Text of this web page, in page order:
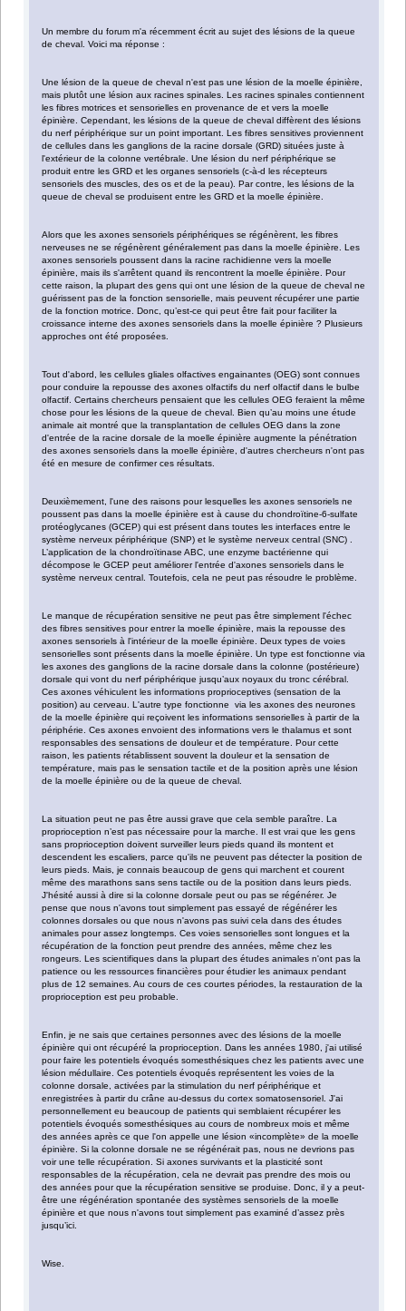
Un membre du forum m'a récemment écrit au sujet des lésions de la queue
de cheval. Voici ma réponse :
Une lésion de la queue de cheval n'est pas une lésion de la moelle épinière,
mais plutôt une lésion aux racines spinales. Les racines spinales contiennent
les fibres motrices et sensorielles en provenance de et vers la moelle
épinière. Cependant, les lésions de la queue de cheval diffèrent des lésions
du nerf périphérique sur un point important. Les fibres sensitives proviennent
de cellules dans les ganglions de la racine dorsale (GRD) situées juste à
l'extérieur de la colonne vertébrale. Une lésion du nerf périphérique se
produit entre les GRD et les organes sensoriels (c-à-d les récepteurs
sensoriels des muscles, des os et de la peau). Par contre, les lésions de la
queue de cheval se produisent entre les GRD et la moelle épinière.
Alors que les axones sensoriels périphériques se régénèrent, les fibres
nerveuses ne se régénèrent généralement pas dans la moelle épinière. Les
axones sensoriels poussent dans la racine rachidienne vers la moelle
épinière, mais ils s'arrêtent quand ils rencontrent la moelle épinière. Pour
cette raison, la plupart des gens qui ont une lésion de la queue de cheval ne
guérissent pas de la fonction sensorielle, mais peuvent récupérer une partie
de la fonction motrice. Donc, qu’est-ce qui peut être fait pour faciliter la
croissance interne des axones sensoriels dans la moelle épinière ? Plusieurs
approches ont été proposées.
Tout d'abord, les cellules gliales olfactives engainantes (OEG) sont connues
pour conduire la repousse des axones olfactifs du nerf olfactif dans le bulbe
olfactif. Certains chercheurs pensaient que les cellules OEG feraient la même
chose pour les lésions de la queue de cheval. Bien qu’au moins une étude
animale ait montré que la transplantation de cellules OEG dans la zone
d'entrée de la racine dorsale de la moelle épinière augmente la pénétration
des axones sensoriels dans la moelle épinière, d'autres chercheurs n'ont pas
été en mesure de confirmer ces résultats.
Deuxièmement, l'une des raisons pour lesquelles les axones sensoriels ne
poussent pas dans la moelle épinière est à cause du chondroïtine-6-sulfate
protéoglycanes (GCEP) qui est présent dans toutes les interfaces entre le
système nerveux périphérique (SNP) et le système nerveux central (SNC) .
L’application de la chondroïtinase ABC, une enzyme bactérienne qui
décompose le GCEP peut améliorer l'entrée d'axones sensoriels dans le
système nerveux central. Toutefois, cela ne peut pas résoudre le problème.
Le manque de récupération sensitive ne peut pas être simplement l'échec
des fibres sensitives pour entrer la moelle épinière, mais la repousse des
axones sensoriels à l'intérieur de la moelle épinière. Deux types de voies
sensorielles sont présents dans la moelle épinière. Un type est fonctionne via
les axones des ganglions de la racine dorsale dans la colonne (postérieure)
dorsale qui vont du nerf périphérique jusqu’aux noyaux du tronc cérébral.
Ces axones véhiculent les informations proprioceptives (sensation de la
position) au cerveau. L'autre type fonctionne via les axones des neurones
de la moelle épinière qui reçoivent les informations sensorielles à partir de la
périphérie. Ces axones envoient des informations vers le thalamus et sont
responsables des sensations de douleur et de température. Pour cette
raison, les patients rétablissent souvent la douleur et la sensation de
température, mais pas le sensation tactile et de la position après une lésion
de la moelle épinière ou de la queue de cheval.
La situation peut ne pas être aussi grave que cela semble paraître. La
proprioception n’est pas nécessaire pour la marche. Il est vrai que les gens
sans proprioception doivent surveiller leurs pieds quand ils montent et
descendent les escaliers, parce qu'ils ne peuvent pas détecter la position de
leurs pieds. Mais, je connais beaucoup de gens qui marchent et courent
même des marathons sans sens tactile ou de la position dans leurs pieds.
J'hésité aussi à dire si la colonne dorsale peut ou pas se régénérer. Je
pense que nous n'avons tout simplement pas essayé de régénérer les
colonnes dorsales ou que nous n'avons pas suivi cela dans des études
animales pour assez longtemps. Ces voies sensorielles sont longues et la
récupération de la fonction peut prendre des années, même chez les
rongeurs. Les scientifiques dans la plupart des études animales n'ont pas la
patience ou les ressources financières pour étudier les animaux pendant
plus de 12 semaines. Au cours de ces courtes périodes, la restauration de la
proprioception est peu probable.
Enfin, je ne sais que certaines personnes avec des lésions de la moelle
épinière qui ont récupéré la proprioception. Dans les années 1980, j'ai utilisé
pour faire les potentiels évoqués somesthésiques chez les patients avec une
lésion médullaire. Ces potentiels évoqués représentent les voies de la
colonne dorsale, activées par la stimulation du nerf périphérique et
enregistrées à partir du crâne au-dessus du cortex somatosensoriel. J'ai
personnellement eu beaucoup de patients qui semblaient récupérer les
potentiels évoqués somesthésiques au cours de nombreux mois et même
des années après ce que l'on appelle une lésion «incomplète» de la moelle
épinière. Si la colonne dorsale ne se régénérait pas, nous ne devrions pas
voir une telle récupération. Si axones survivants et la plasticité sont
responsables de la récupération, cela ne devrait pas prendre des mois ou
des années pour que la récupération sensitive se produise. Donc, il y a peut-
être une régénération spontanée des systèmes sensoriels de la moelle
épinière et que nous n'avons tout simplement pas examiné d’assez près
jusqu’ici.
Wise.